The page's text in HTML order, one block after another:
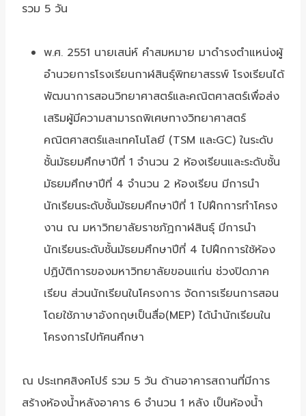
รวม 5 วัน
พ.ศ. 2551 นายเสน่ห์ คำสมหมาย มาดำรงตำแหน่งผู้
อำนวยการโรงเรียนกาฬสินธุ์พิทยาสรรพ์ โรงเรียนได้
พัฒนาการสอนวิทยาศาสตร์และคณิตศาสตร์เพื่อส่ง
เสริมผู้มีความสามารถพิเศษทางวิทยาศาสตร์
คณิตศาสตร์และเทคโนโลยี (TSM และGC) ในระดับ
ชั้นมัธยมศึกษาปีที่ 1 จำนวน 2 ห้องเรียนและระดับชั้น
มัธยมศึกษาปีที่ 4 จำนวน 2 ห้องเรียน มีการนำ
นักเรียนระดับชั้นมัธยมศึกษาปีที่ 1 ไปฝึกการทำโครง
งาน ณ มหาวิทยาลัยราชภัฏกาฬสินธุ์ มีการนำ
นักเรียนระดับชั้นมัธยมศึกษาปีที่ 4 ไปฝึกการใช้ห้อง
ปฏิบัติการของมหาวิทยาลัยขอนแก่น ช่วงปิดภาค
เรียน ส่วนนักเรียนในโครงการ จัดการเรียนการสอน
โดยใช้ภาษาอังกฤษเป็นสื่อ(MEP) ได้นำนักเรียนใน
โครงการไปทัศนศึกษา
ณ ประเทศสิงคโปร์ รวม 5 วัน ด้านอาคารสถานที่มีการ
สร้างห้องน้ำหลังอาคาร 6 จำนวน 1 หลัง เป็นห้องน้ำ